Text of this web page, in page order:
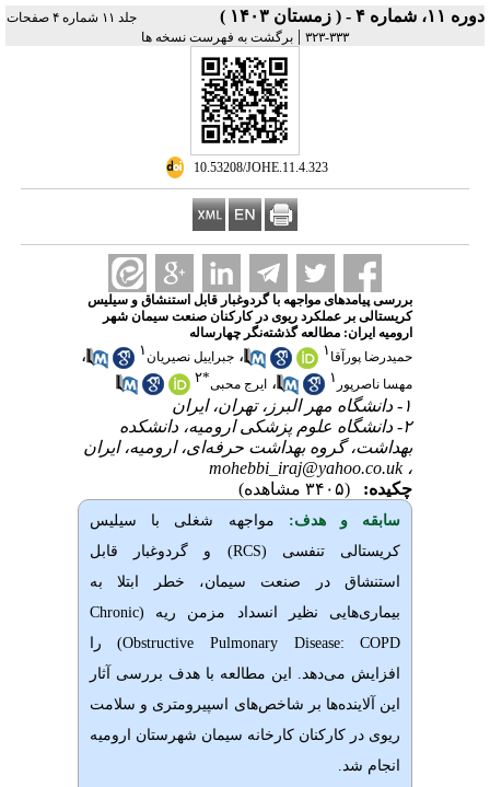
دوره ۱۱، شماره ۴ - ( زمستان ۱۴۰۳ )
جلد ۱۱ شماره ۴ صفحات
۳۳۳-۳۲۳
| برگشت به فهرست نسخه ها
‎ 10.53208/JOHE.11.4.323
بررسی پیامدهای مواجهه با گردوغبار قابل استنشاق و سیلیس
کریستالی بر عملکرد ریوی در کارکنان صنعت سیمان شهر
ارومیه ایران: مطالعه گذشته‌نگر چهارساله
حمیدرضا پورآقا ۱ ، جبراییل نصیریان۱ ،
مهسا ناصرپور ۱ ، ایرج محبی*۲
۱- دانشگاه مهر البرز، تهران، ایران
۲- دانشگاه علوم پزشکی ارومیه، دانشکده
بهداشت، گروه بهداشت حرفه‌ای، ارومیه، ایران
،mohebbi_iraj@yahoo.co.uk
چکیده:
(۳۴۰۵ مشاهده)
سابقه و هدف: مواجهه شغلی با سیلیس
کریستالی تنفسی (RCS)
و گردوغبار قابل
استنشاق در صنعت سیمان، خطر ابتلا به
بیماری‌هایی نظیر انسداد مزمن ریه
(Chronic
Obstructive Pulmonary Disease: COPD)
را
افزایش می‌دهد. این مطالعه با هدف بررسی آثار
این آلاینده‌ها بر شاخص‌های اسپیرومتری و سلامت
ریوی در کارکنان کارخانه سیمان شهرستان ارومیه
انجام شد.